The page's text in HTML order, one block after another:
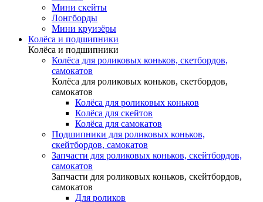
Мини скейты
Лонгборды
Мини круизёры
Колёса и подшипники
Колёса и подшипники
Колёса для роликовых коньков, скетбордов,
самокатов
Колёса для роликовых коньков, скетбордов,
самокатов
Колёса для роликовых коньков
Колёса для скейтов
Колёса для самокатов
Подшипники для роликовых коньков,
скейтбордов, самокатов
Запчасти для роликовых коньков, скейтбордов,
самокатов
Запчасти для роликовых коньков, скейтбордов,
самокатов
Для роликов